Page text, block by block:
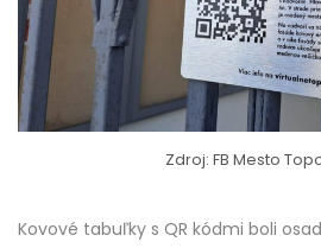
Zdroj: FB Mesto
Kovové tabuľky s QR kódmi boli